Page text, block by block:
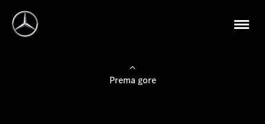
Prema gore